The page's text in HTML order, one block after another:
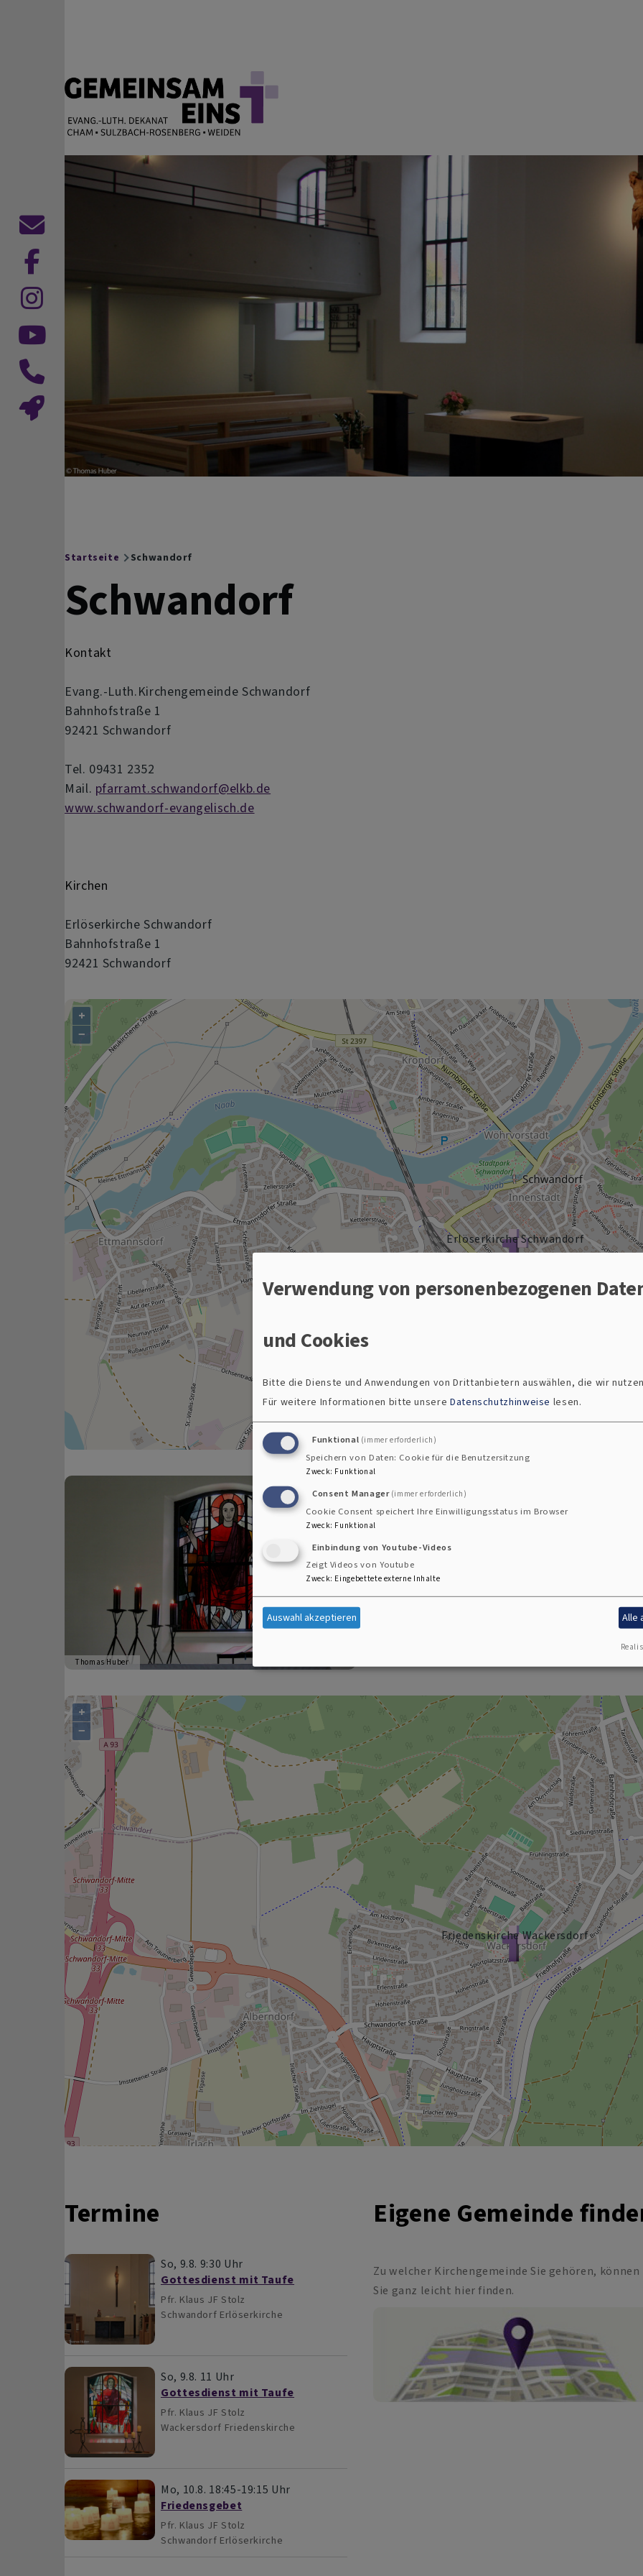
EVANG.-LUTH. DEKANAT GEMEINSAM EINS
Cham Sulzbach-Rosenberg Weiden
Breadcrumb
Startseite Schwandorf
Schwandorf
Kontakt
Evang.-Luth.Kirchengemeinde Schwandorf
Bahnhofstraße 1
92421 Schwandorf
Tel. 09431 2352
Mail. pfarramt.schwandorf@elkb.de
www.schwandorf-evangelisch.de
Kirchen
Erlöserkirche Schwandorf
Bahnhofstraße 1
92421 Schwandorf
Erlöserkirche Schwandorf
+
−
Thomas Huber
Friedenskirche Wackersdorf
+
−
Termine
So, 9.8. 9:30 Uhr
Gottesdienst mit Taufe
Pfr. Klaus JF Stolz
Schwandorf Erlöserkirche
So, 9.8. 11 Uhr
Gottesdienst mit Taufe
Pfr. Klaus JF Stolz
Wackersdorf Friedenskirche
Mo, 10.8. 18:45-19:15 Uhr
Friedensgebet
Pfr. Klaus JF Stolz
Schwandorf Erlöserkirche
Eigene Gemeinde
Zu welcher Kirchengemeinde Sie gehören, können
Sie ganz leicht hier finden.
Kontaktformular
Verwendung von personenbezogenen
und Cookies
Bitte die Dienste und Anwendungen von Drittanbietern auswählen, die wir
Für weitere Informationen bitte unsere Datenschutzhinweise lesen.
Funktional (immer erforderlich)
Speichern von Daten: Cookie für die Benutzersitzung
Zweck: Funktional
Consent Manager (immer erforderlich)
Cookie Consent speichert Ihre Einwilligungsstatus im Browser
Zweck: Funktional
Einbindung von Youtube-Videos
Zeigt Videos von Youtube
Zweck: Eingebettete externe Inhalte
Auswahl akzeptieren Alle